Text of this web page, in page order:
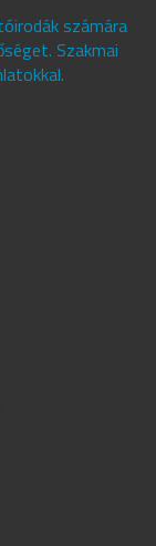
számára
Szakmai